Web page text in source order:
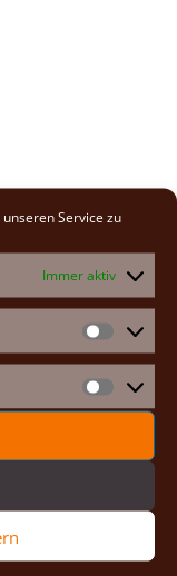
Service zu
Immer aktiv
Marketing
Richtlinie (EU)